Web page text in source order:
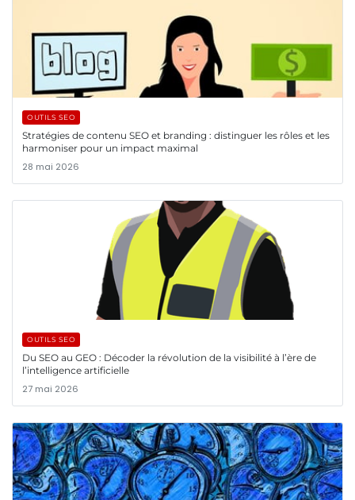
OUTILS SEO
Stratégies de contenu SEO et branding : distinguer les rôles et les
harmoniser pour un impact maximal
28 mai 2026
OUTILS SEO
Du SEO au GEO : Décoder la révolution de la visibilité à l’ère de
l’intelligence artificielle
27 mai 2026